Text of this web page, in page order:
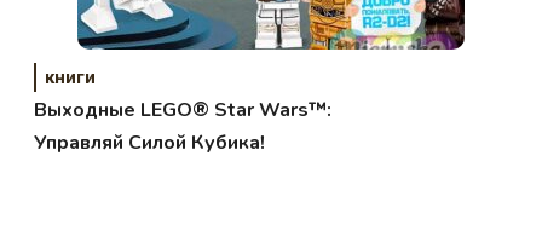
книги
Выходные LEGO® Star Wars™:
Управляй Силой Кубика!